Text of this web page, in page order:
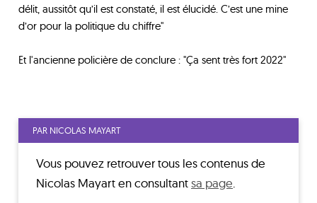
délit, aussitôt qu’il est constaté, il est élucidé. C’est une mine
d’or pour la politique du chiffre"
Et l'ancienne policière de conclure : "Ça sent très fort 2022"
PAR NICOLAS MAYART
Vous pouvez retrouver tous les contenus de
Nicolas Mayarten consultantsa page